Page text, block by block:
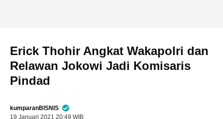
Erick Thohir Angkat Wakapolri dan
Relawan Jokowi Jadi Komisaris
Pindad
kumparanBISNIS
19 Januari 2021 20:49 WIB